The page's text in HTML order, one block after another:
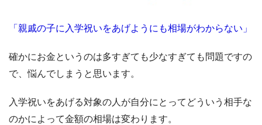
「親戚の子に入学祝いをあげようにも相場がわからない」
確かにお金というのは多すぎても少なすぎても問題ですの
で、悩んでしまうと思います。
入学祝いをあげる対象の人が自分にとってどういう相手な
のかによって金額の相場は変わります。